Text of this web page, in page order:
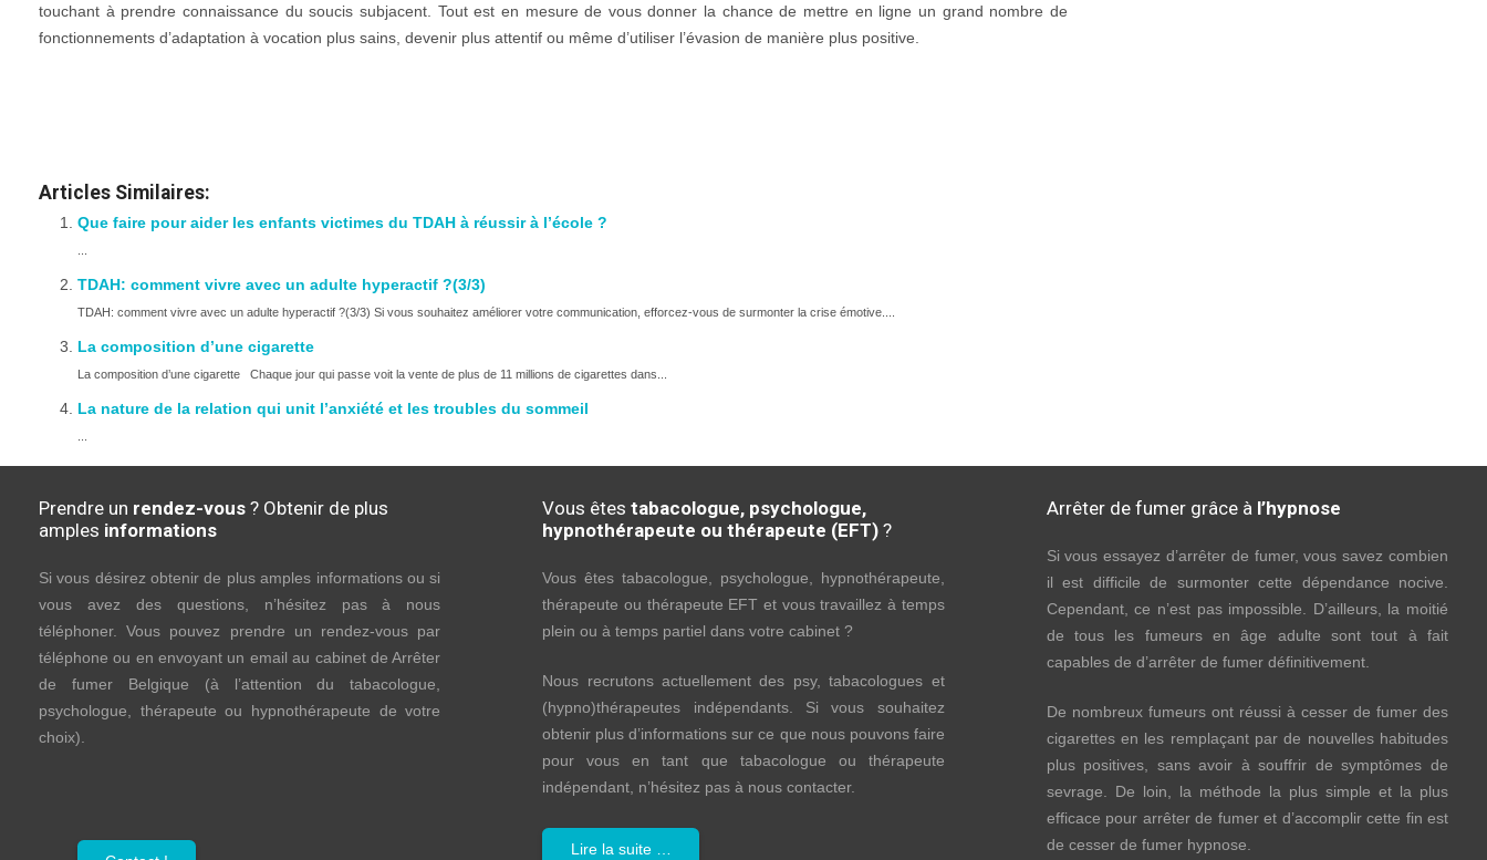
touchant à prendre connaissance du soucis subjacent. Tout est en mesure de vous donner la chance de mettre en ligne un grand nombre de
fonctionnements d’adaptation à vocation plus sains, devenir plus attentif ou même d’utiliser l’évasion de manière plus positive.
Articles Similaires:
Que faire pour aider les enfants victimes du TDAH à réussir à l’école ?
TDAH: comment vivre avec un adulte hyperactif ?(3/3)
TDAH: comment vivre avec un adulte hyperactif ?(3/3) Si vous souhaitez améliorer votre communication, efforcez-vous de surmonter la crise émotive....
La composition d’une cigarette
La composition d’une cigarette Chaque jour qui passe voit la vente de plus de 11 millions de cigarettes dans...
La nature de la relation qui unit l’anxiété et les troubles du sommeil
Prendre un rendez-vous ? Obtenir de plus
amples informations
Si vous désirez obtenir de plus amples informations ou si
vous avez des questions, n’hésitez pas à nous
téléphoner. Vous pouvez prendre un rendez-vous par
téléphone ou en envoyant un email au cabinet de Arrêter
de fumer Belgique (à l’attention du tabacologue,
psychologue, thérapeute ou hypnothérapeute de votre
choix).
Vous êtestabacologue, psychologue,
hypnothérapeute ou thérapeute (EFT) ?
Vous êtes tabacologue, psychologue, hypnothérapeute,
thérapeute ou thérapeute EFT et vous travaillez à temps
plein ou à temps partiel dans votre cabinet ?
Nous recrutons actuellement des psy, tabacologues et
(hypno)thérapeutes indépendants. Si vous souhaitez
obtenir plus d’informations sur ce que nous pouvons faire
pour vous en tant que tabacologue ou thérapeute
indépendant, n’hésitez pas à nous contacter.
Lire la suite …
Arrêter de fumer grâce à l’hypnose
Si vous essayez d’arrêter de fumer, vous savez combien
il est difficile de surmonter cette dépendance nocive.
Cependant, ce n’est pas impossible. D’ailleurs, la moitié
de tous les fumeurs en âge adulte sont tout à fait
capables de d’arrêter de fumer définitivement.
De nombreux fumeurs ont réussi à cesser de fumer des
cigarettes en les remplaçant par de nouvelles habitudes
plus positives, sans avoir à souffrir de symptômes de
sevrage. De loin, la méthode la plus simple et la plus
efficace pour arrêter de fumer et d’accomplir cette fin est
de cesser de fumer hypnose.